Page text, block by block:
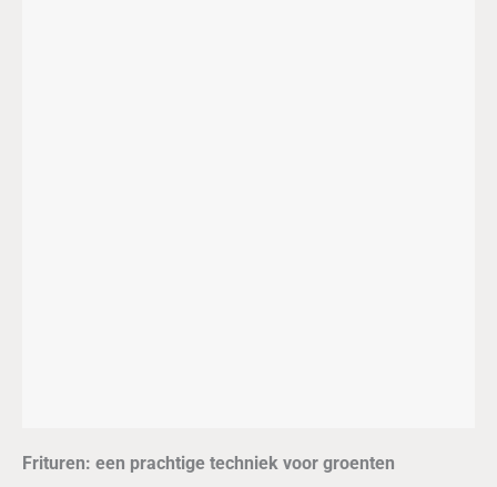
Creatiever met groenten?
Frituren: een prachtige techniek voor groenten